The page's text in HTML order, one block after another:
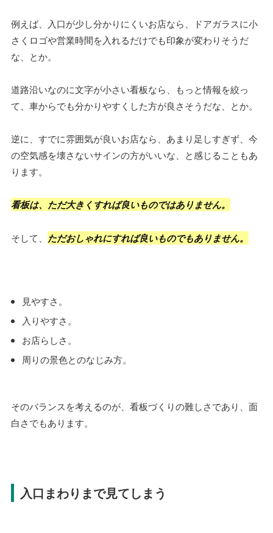
例えば、入口が少し分かりにくいお店なら、ドアガラスに小
さくロゴや営業時間を入れるだけでも印象が変わりそうだ
な、とか。
道路沿いなのに文字が小さい看板なら、もっと情報を絞っ
て、車からでも分かりやすくした方が良さそうだな、とか。
逆に、すでに雰囲気が良いお店なら、あまり足しすぎず、今
の空気感を壊さないサインの方がいいな、と感じることもあ
ります。
看板は、ただ大きくすれば良いものではありません。
そして、 ただおしゃれにすれば良いものでもありません。
見やすさ。
入りやすさ。
お店らしさ。
周りの景色とのなじみ方。
そのバランスを考えるのが、看板づくりの難しさであり、面
白さでもあります。
入口まわりまで見てしまう